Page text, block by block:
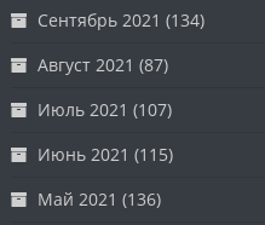
Сентябрь 2021 (134)
Август 2021 (87)
Июль 2021 (107)
Июнь 2021 (115)
Май 2021 (136)